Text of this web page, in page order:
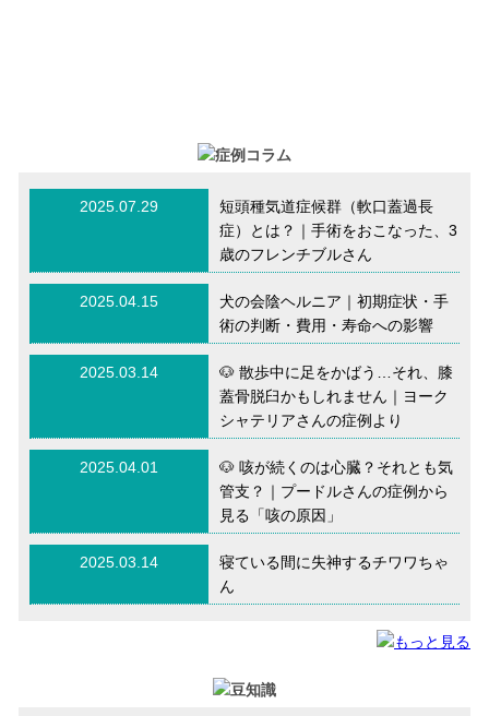
2025.07.29
短頭種気道症候群（軟口蓋過長
症）とは？｜手術をおこなった、3
歳のフレンチブルさん
2025.04.15
犬の会陰ヘルニア｜初期症状・手
術の判断・費用・寿命への影響
2025.03.14
🐶 散歩中に足をかばう…それ、膝
蓋骨脱臼かもしれません｜ヨーク
シャテリアさんの症例より
2025.04.01
🐶 咳が続くのは心臓？それとも気
管支？｜プードルさんの症例から
見る「咳の原因」
2025.03.14
寝ている間に失神するチワワちゃ
ん